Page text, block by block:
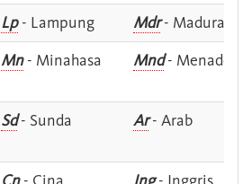
Lp- Lampung Mdr- Madura
Mn- Minahasa Mnd- Menado
Sd- Sunda Ar- Arab